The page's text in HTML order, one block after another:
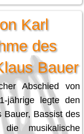
Karl
des
Bauer
Abschied von
jährige legte den
Bauer, Bassist des
die musikalische